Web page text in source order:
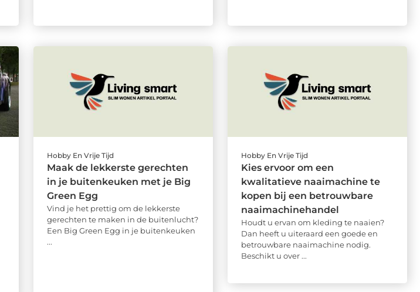
Hobby En Vrije Tijd
Maak de lekkerste gerechten
in je buitenkeuken met je Big
Green Egg
Vind je het prettig om de lekkerste
gerechten te maken in de buitenlucht?
Een Big Green Egg in je buitenkeuken
...
Hobby En Vrije Tijd
Kies ervoor om een
kwalitatieve naaimachine te
kopen bij een betrouwbare
naaimachinehandel
Houdt u ervan om kleding te naaien?
Dan heeft u uiteraard een goede en
betrouwbare naaimachine nodig.
Beschikt u over ...